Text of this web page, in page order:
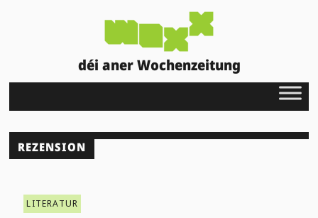
déi aner Wochenzeitung
REZENSION
LITERATUR